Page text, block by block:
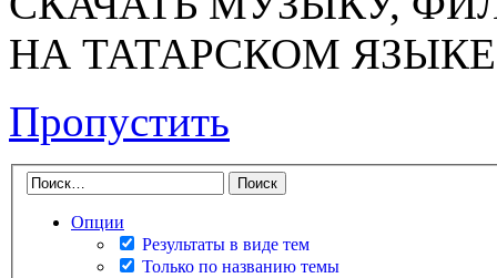
НА ТАТАРСКОМ ЯЗЫКЕ
Пропустить
Опции
Результаты в виде тем
Только по названию темы